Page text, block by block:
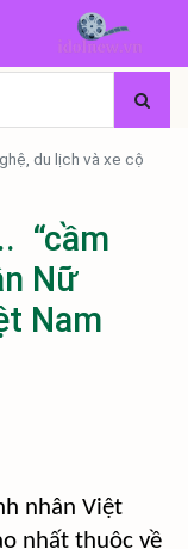
du lịch và xe cộ
“cầm
Nữ
Nam
nhân Việt
nhất thuộc về